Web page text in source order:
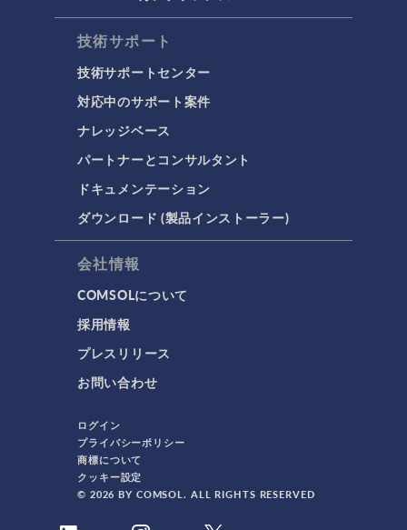
技術サポート
技術サポートセンター
対応中のサポート案件
ナレッジベース
パートナーとコンサルタント
ドキュメンテーション
ダウンロード (製品インストーラー)
会社情報
COMSOLについて
採用情報
プレスリリース
お問い合わせ
ログイン
プライバシーポリシー
商標について
クッキー設定
© 2026 BY COMSOL. ALL RIGHTS RESERVED